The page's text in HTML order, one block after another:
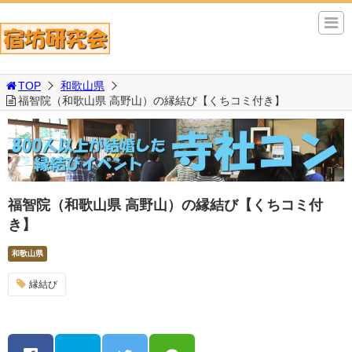
TOP
和歌山県
福智院（和歌山県 高野山）の縁結び【くちコミ付き】
福智院（和歌山県 高野山）の縁結び【くちコミ付
き】
和歌山県
縁結び